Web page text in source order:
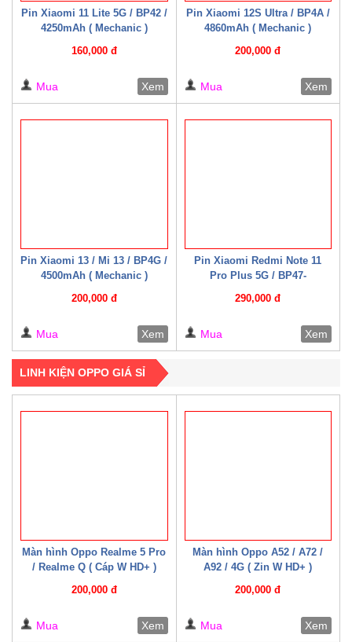
Pin Xiaomi 11 Lite 5G / BP42 /
4250mAh ( Mechanic )
160,000 đ
Mua Xem
Pin Xiaomi 12S Ultra / BP4A /
4860mAh ( Mechanic )
200,000 đ
Mua Xem
Pin Xiaomi 13 / Mi 13 / BP4G /
4500mAh ( Mechanic )
200,000 đ
Mua Xem
Pin Xiaomi Redmi Note 11
Pro Plus 5G / BP47-
290,000 đ
Mua Xem
LINH KIỆN OPPO GIÁ SỈ
Màn hình Oppo Realme 5 Pro
/ Realme Q ( Cáp W HD+ )
200,000 đ
Mua Xem
Màn hình Oppo A52 / A72 /
A92 / 4G ( Zin W HD+ )
200,000 đ
Mua Xem